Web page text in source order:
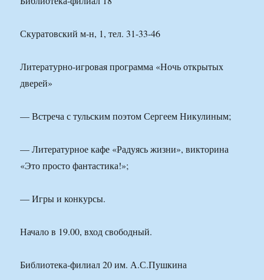
Скуратовский м-н, 1, тел. 31-33-46
Литературно-игровая программа «Ночь открытых
дверей»
— Встреча с тульским поэтом Сергеем Никулиным;
— Литературное кафе «Радуясь жизни», викторина
«Это просто фантастика!»;
— Игры и конкурсы.
Начало в 19.00, вход свободный.
Библиотека-филиал 20 им. А.С.Пушкина